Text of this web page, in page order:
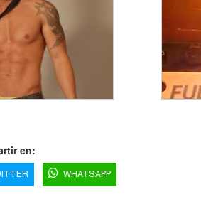
en:
WHATSAPP